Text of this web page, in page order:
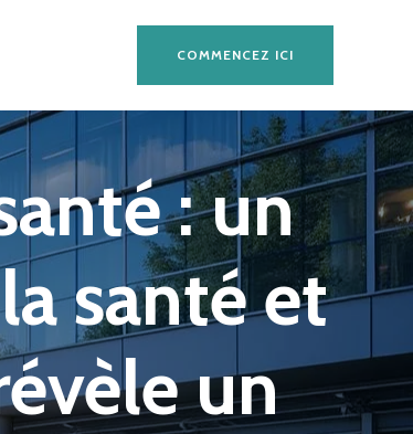
COMMENCEZ ICI
: un
santé et
un